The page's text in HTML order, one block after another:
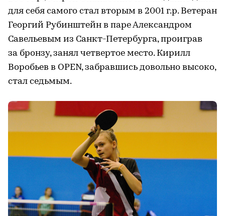
для себя самого стал вторым в 2001 г.р. Ветеран
Георгий Рубинштейн в паре Александром
Савельевым из Санкт-Петербурга, проиграв
за бронзу, занял четвертое место. Кирилл
Воробьев в OPEN, забравшись довольно высоко,
стал седьмым.